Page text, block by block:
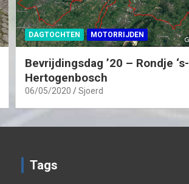
DAGTOCHTEN MOTORRIJDEN
Bevrijdingsdag ’20 – Rondje ‘s-
Hertogenbosch
06/05/2020 Sjoerd
Tags